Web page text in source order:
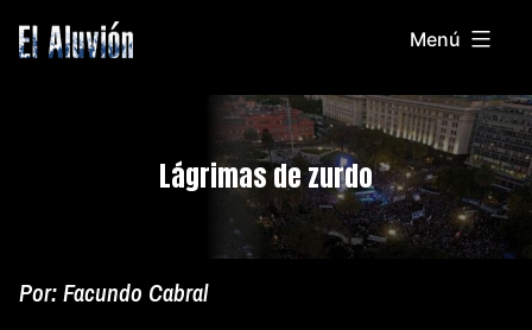
Saltar
El
Menú
Lágrimas de zurdo
Por:Facundo Cabral